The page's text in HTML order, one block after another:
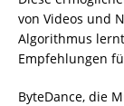
von Videos und
Algorithmus
Empfehlungen
ByteDance, die